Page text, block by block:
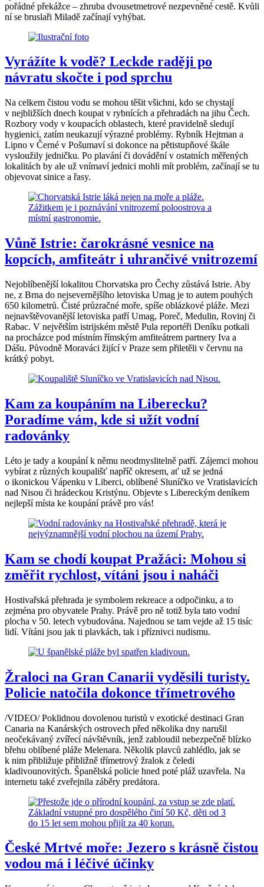
pořádné překážce – zhruba dvousetmetrové nezpevněné cestě. Kvůli
ní se bruslaři Miladě začínají vyhýbat.
Vyrážíte k vodě? Leckde raději po
návratu skočte i pod sprchu
Na celkem čistou vodu se mohou těšit všichni, kdo se chystají
v nejbližších dnech koupat v rybnících a přehradách na jihu Čech.
Rozbory vody v koupacích oblastech, které pravidelně sledují
hygienici, zatím neukazují výrazné problémy. Rybník Hejtman a
Lipno v Černé v Pošumaví si dokonce na pětistupňové škále
vysloužily jedničku. Po plavání či dovádění v ostatních měřených
lokalitách by ale už vnímaví jednici mohli mít problém, začínají se tu
objevovat sinice a řasy.
Vůně Istrie: čarokrásné vesnice na
kopcích, amfiteátr i uhrančivé vnitrozemí
Nejoblíbenější lokalitou Chorvatska pro Čechy zůstává Istrie. Aby
ne, z Brna do nejsevernějšího letoviska Umag je to autem pouhých
650 kilometrů. Čisté průzračné moře, spíše oblázkové pláže. Mezi
nejnavštěvovanější letoviska patří Umag, Poreč, Medulin, Rovinj či
Rabac. V největším istrijském městě Pula reportéři Deníku potkali
na procházce pod místním římským amfiteátrem partnery Iva a
Dášu. Původně Moraváci žijící v Praze sem přiletěli v červnu na
krátký pobyt.
Kam za koupáním na Liberecku?
Poradíme vám, kde si užít vodní
radovánky
Léto je tady a koupání k němu neodmyslitelně patří. Zájemci mohou
vybírat z různých koupališť napříč okresem, ať už se jedná
o ikonickou Vápenku v Liberci, oblíbené Sluníčko ve Vratislavicích
nad Nisou či hrádeckou Kristýnu. Objevte s Libereckým deníkem
nejlepší místa ke koupání právě pro vás!
Kam se chodí koupat Pražáci: Mohou si
změřit rychlost, vítáni jsou i naháči
Hostivařská přehrada je symbolem rekreace a odpočinku, a to
zejména pro obyvatele Prahy. Právě pro ně totiž byla tato vodní
plocha v 50. letech vybudována. Najednou se tam vejde až 15 tisíc
lidí. Vítáni jsou jak ti plavkách, tak i příznivci nudismu.
Žraloci na Gran Canarii vyděsili turisty.
Policie natočila dokonce třímetrového
/VIDEO/ Poklidnou dovolenou turistů v exotické destinaci Gran
Canaria na Kanárských ostrovech před několika dny narušil
neočekávaný zvířecí návštěvník, jenž zabloudil nebezpečně blízko
břehu oblíbené pláže Melenara. Několik plavců zahlédlo, jak se
k nim přibližuje přibližně třímetrový žralok z čeledi
kladivounovitých. Španělská policie hned poté pláž uzavřela. Na
internetu také zveřejnila záběry predátora.
České Mrtvé moře: Jezero s krásně čistou
vodou má i léčivé účinky